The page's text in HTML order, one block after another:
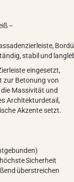
–
stabil und
eingesetzt,
zur Betonung von
Massivität und
Architekturdetail,
Akzente setzt.
Sicherheit
überstreichen